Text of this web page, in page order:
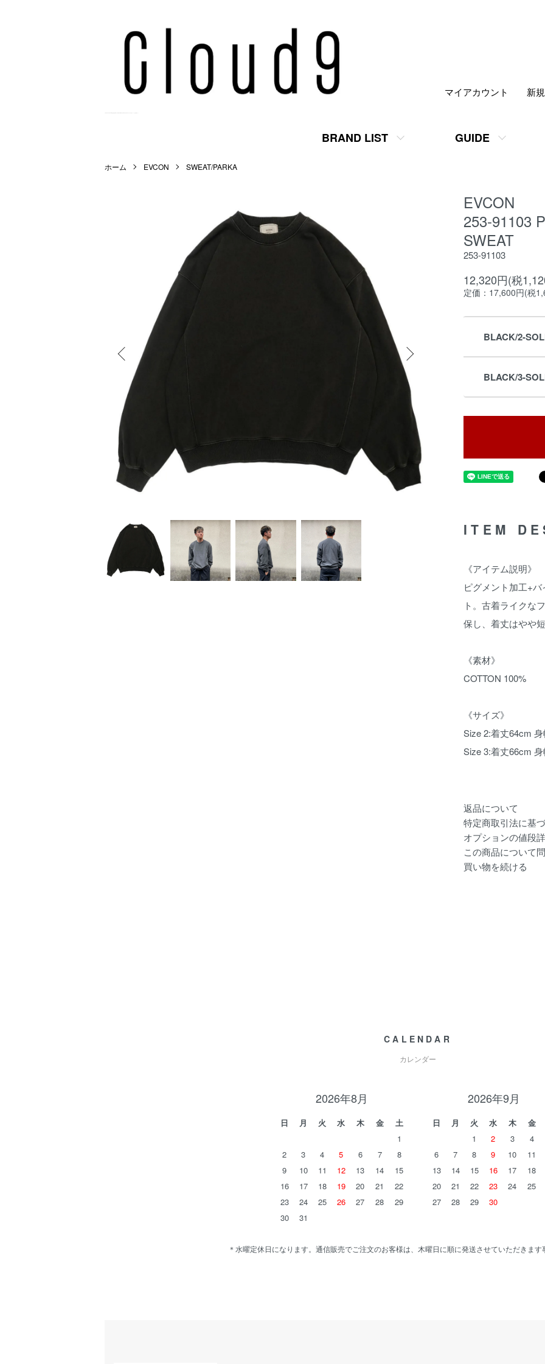
BRAND LIST GUIDE
マイアカウント 新
ホーム EVCON SWEAT/PARKA
EVCON
253-91103
SWEAT
253-91103
12,320円(税
定価：17,600円(税
BLACK/2-
BLACK/3-
ITEM
《アイテム説明》
ピグメント加工+
ト。古着ライクな
保し、着丈はやや
《素材》
COTTON 100%
《サイズ》
Size 2:着丈64cm
Size 3:着丈66cm
返品について
特定商取引法に基
オプションの値段
この商品について
買い物を続ける
CALENDAR
カレンダー
2026年8月
日 月 火 水 木 金
土
1
2
3 4 5 6 7
8
9
10 11 12 13 14
15
16
17 18 19 20 21
22
23
24 25 26 27 28
29
30
31
2026年9月
日 月 火 水 木 金
1
2 3 4
6
7 8 9 10 11
13
14 15 16 17 18
20
21 22 23 24 25
27
28 29 30
＊水曜定休日になります。通信販売でご注文のお客様は、木曜日に順に発送させていただきます